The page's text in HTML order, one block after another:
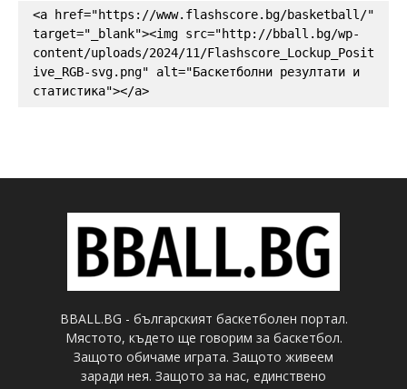
<a href="https://www.flashscore.bg/basketball/"
target="_blank"><img src="http://bball.bg/wp-
content/uploads/2024/11/Flashscore_Lockup_Posit
ive_RGB-svg.png" alt="Баскетболни резултати и
статистика"></a>
BBALL.BG - българският баскетболен портал.
Мястото, където ще говорим за баскетбол.
Защото обичаме играта. Защото живеем
заради нея. Защото за нас, единствено